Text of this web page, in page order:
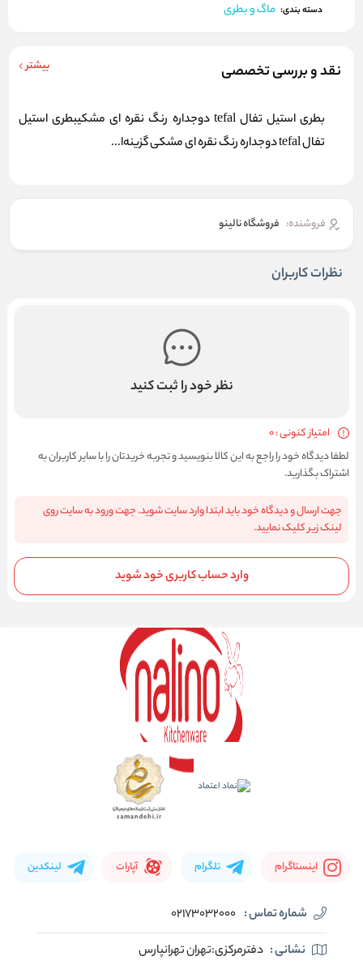
دسته بندی: ماگ و بطری
نقد و بررسی تخصصی بیشتر
بطری استیل تفال tefal دوجداره رنگ نقره ای مشکیبطری استیل
تفال tefal دوجداره رنگ نقره ای مشکی گزینه‌ا...
فروشنده: فروشگاه نالینو
نظرات کاربران
نظر خود را ثبت کنید
امتیاز کنونی : 0
لطفا دیدگاه خود را راجع به این کالا بنویسید و تجربه خریدتان را با سایر کاربران به
اشتراک بگذارید.
جهت ارسال و دیدگاه خود باید ابتدا وارد سایت شوید. جهت ورود به سایت روی
لینک زیر کلیک نمایید.
وارد حساب کاربری خود شوید
اینستاگرام تلگرام آپارات لینکدین
شماره تماس : 02173032000
نشانی : دفترمرکزی:تهران تهرانپارس